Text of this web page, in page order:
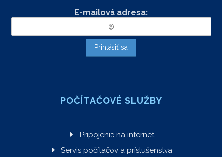
E-mailová adresa:
POČÍTAČOVÉ SLUŽBY
Pripojenie na internet
Servis počítačov a príslušenstva